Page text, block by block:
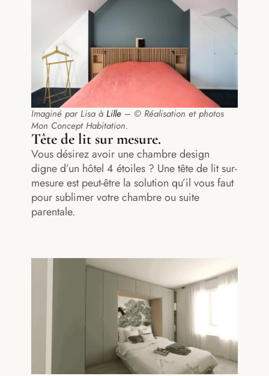
Imaginé par Lisa àLille – © Réalisation et photos
Mon Concept Habitation.
Tête de lit sur mesure.
Vous désirez avoir une chambre design
digne d’un hôtel 4 étoiles ? Une tête de lit sur-
mesure est peut-être la solution qu’il vous faut
pour sublimer votre chambre ou suite
parentale.